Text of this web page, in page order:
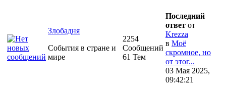
Злобадня
События в стране и
мире
2254
Сообщений
61 Тем
Последний
ответ от
Krezza
в Моё
скромное, но
от этог...
03 Мая 2025,
09:42:21